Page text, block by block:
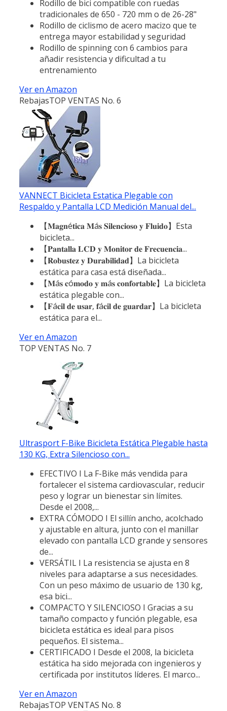
Rodillo de bici compatible con ruedas
tradicionales de 650 - 720 mm o de 26-28"
Rodillo de ciclismo de acero macizo que te
entrega mayor estabilidad y seguridad
Rodillo de spinning con 6 cambios para
añadir resistencia y dificultad a tu
entrenamiento
Ver en Amazon
RebajasTOP VENTAS No. 6
VANNECT Bicicleta Estatica Plegable con
Respaldo y Pantalla LCD Medición Manual del...
【𝐌𝐚𝐠𝐧é𝐭𝐢𝐜𝐚 𝐌á𝐬 𝐒𝐢𝐥𝐞𝐧𝐜𝐢𝐨𝐬𝐨 𝐲 𝐅𝐥𝐮𝐢𝐝𝐨】Esta
bicicleta...
【𝐏𝐚𝐧𝐭𝐚𝐥𝐥𝐚 𝐋𝐂𝐃 𝐲 𝐌𝐨𝐧𝐢𝐭𝐨𝐫 𝐝𝐞 𝐅𝐫𝐞𝐜𝐮𝐞𝐧𝐜𝐢𝐚...
【𝐑𝐨𝐛𝐮𝐬𝐭𝐞𝐳 𝐲 𝐃𝐮𝐫𝐚𝐛𝐢𝐥𝐢𝐝𝐚𝐝】La bicicleta
estática para casa está diseñada...
【𝐌á𝐬 𝐜ó𝐦𝐨𝐝𝐨 𝐲 𝐦á𝐬 𝐜𝐨𝐧𝐟𝐨𝐫𝐭𝐚𝐛𝐥𝐞】La bicicleta
estática plegable con...
【𝐅á𝐜𝐢𝐥 𝐝𝐞 𝐮𝐬𝐚𝐫, 𝐟á𝐜𝐢𝐥 𝐝𝐞 𝐠𝐮𝐚𝐫𝐝𝐚𝐫】La bicicleta
estática para el...
Ver en Amazon
TOP VENTAS No. 7
Ultrasport F-Bike Bicicleta Estática Plegable hasta
130 KG, Extra Silencioso con...
EFECTIVO I La F-Bike más vendida para
fortalecer el sistema cardiovascular, reducir
peso y lograr un bienestar sin límites.
Desde el 2008,...
EXTRA CÓMODO I El sillín ancho, acolchado
y ajustable en altura, junto con el manillar
elevado con pantalla LCD grande y sensores
de...
VERSÁTIL I La resistencia se ajusta en 8
niveles para adaptarse a sus necesidades.
Con un peso máximo de usuario de 130 kg,
esa bici...
COMPACTO Y SILENCIOSO I Gracias a su
tamaño compacto y función plegable, esa
bicicleta estática es ideal para pisos
pequeños. El sistema...
CERTIFICADO I Desde el 2008, la bicicleta
estática ha sido mejorada con ingenieros y
certificada por institutos líderes. El marco...
Ver en Amazon
RebajasTOP VENTAS No. 8